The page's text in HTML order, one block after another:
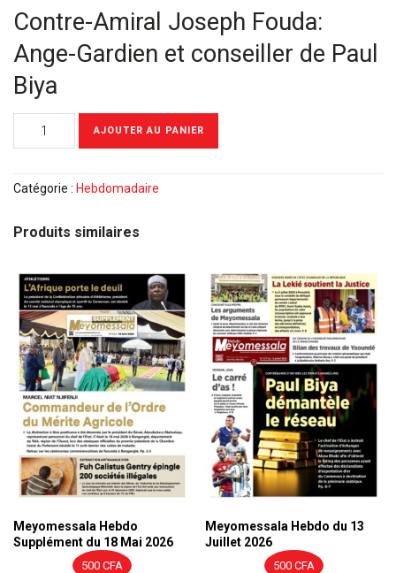
Contre-Amiral Joseph Fouda:
Ange-Gardien et conseiller de Paul
Biya
quantité
Hebdo
Numéro
du
Avril
2021
AJOUTER AU PANIER
Catégorie : Hebdomadaire
Produits similaires
Meyomessala Hebdo
Supplément du 18 Mai 2026
500 CFA
Meyomessala Hebdo du 13
Juillet 2026
500CFA